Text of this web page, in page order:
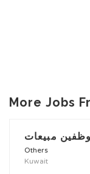
More Jobs
مبيعات
Others
Kuwait